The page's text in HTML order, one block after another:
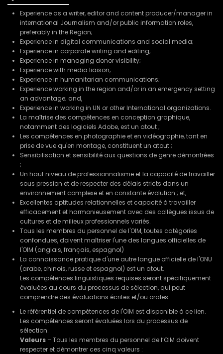
Experience as a writer, editor and content producer/manager in
international Journalism and/or public information roles,
preferably in the Region;
Experience in digital communications and social media;
Experience in corporate writing and editing;
Experience in managing donor visibility;
Experience with media liaison;
Experience in humanitarian communications;
Experience working in the region and/or in an emergency setting
an advantage; and,
Experience in working in UN or other International organizations.
La maîtrise des compétences en conception graphique,
notamment des logiciels Adobe, est un atout ;
Les compétences en photographie et en vidéographie, tant en
prise de vue qu'en montage, constituent un atout ;
Sensibilisation et sensibilité aux questions de genre démontrées
;
Un haut niveau de professionnalisme et la capacité de travailler
sous pression et de respecter des délais stricts dans un
environnement complexe et en constante évolution ; et,
Excellentes aptitudes relationnelles et capacité à travailler
efficacement et harmonieusement avec des collègues issus de
cultures et de milieux professionnels variés.
Tous les membres du personnel de l'OIM, toutes catégories
confondues, doivent maîtriser l'une des langues officielles de
l'OIM (anglais, français, espagnol)
La connaissance pratique d'une autre langue officielle de l'ONU
(arabe, chinois, russe et espagnol) est un atout.
Les compétences linguistiques requises seront spécifiquement
évaluées au cours du processus de sélection, qui peut
comprendre des évaluations écrites et/ou orales.
Le référentiel de compétences de l'OIM est disponible à ce lien.
Les compétences seront évaluées lors du processus de
sélection.
Valeurs – Tous les membres du personnel de l’OIM doivent
respecter et démontrer ces cinq valeurs :